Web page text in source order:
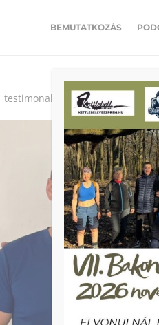
BEMUTATKOZÁS
testimonals Nincsenek